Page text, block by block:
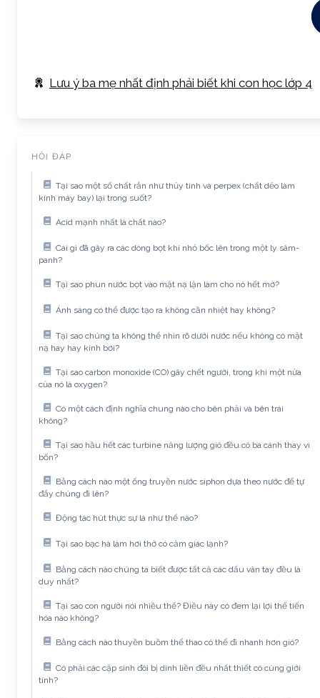
Lưu ý ba mẹ nhất định phải biết khi con học lớp 4
HỎI ĐÁP
Tại sao một số chất rắn như thủy tinh và perpex (chất dẻo làm
kính máy bay) lại trong suốt?
Acid mạnh nhất là chất nào?
Cái gì đã gây ra các dòng bọt khí nhỏ bốc lên trong một ly sâm-
panh?
Tại sao phun nước bọt vào mặt nạ lặn làm cho nó hết mờ?
Ánh sáng có thể được tạo ra không cần nhiệt hay không?
Tại sao chúng ta không thể nhìn rõ dưới nước nếu không có mặt
nạ hay hay kính bơi?
Tại sao carbon monoxide (CO) gây chết người, trong khi một nửa
của nó là oxygen?
Có một cách định nghĩa chung nào cho bên phải và bên trái
không?
Tại sao hầu hết các turbine năng lượng gió đều có ba cánh thay vì
bốn?
Bằng cách nào một ống truyền nước siphon dựa theo nước để tự
đẩy chúng đi lên?
Động tác hút thực sự là như thế nào?
Tại sao bạc hà làm hơi thở có cảm giác lạnh?
Bằng cách nào chúng ta biết được tất cả các dấu vân tay đều là
duy nhất?
Tại sao con người nói nhiều thế? Điều này có đem lại lợi thế tiến
hóa nào không?
Bằng cách nào thuyền buồm thể thao có thể đi nhanh hơn gió?
Có phải các cặp sinh đôi bị dính liền đều nhất thiết có cùng giới
tính?